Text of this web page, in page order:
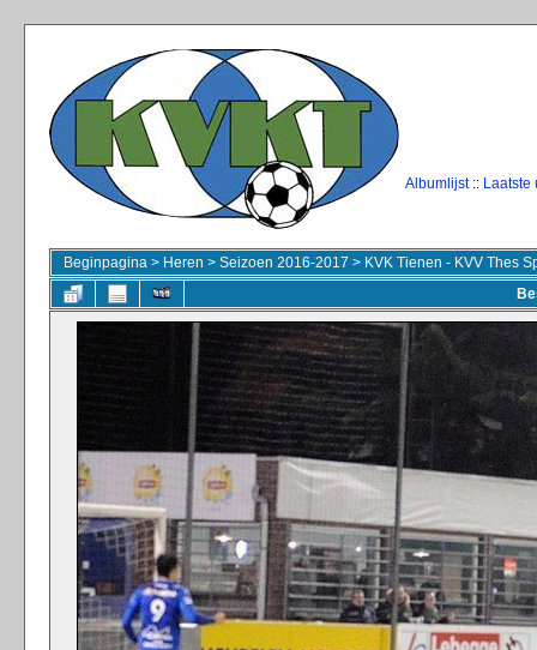
Albumlijst:: Laatste
Beginpagina > Heren > Seizoen 2016-2017 > KVK Tienen - KVV Thes